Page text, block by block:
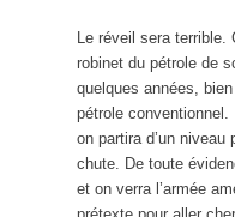
Le réveil sera terrible.
robinet du pétrole de
quelques années,
pétrole
on partira d’un
chute. De toute
et on verra l’armée